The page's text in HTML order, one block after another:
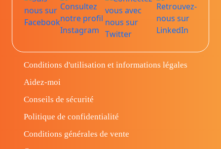
Conditions d'utilisation et informations légales
Aidez-moi
Conseils de sécurité
Politique de confidentialité
Conditions générales de vente